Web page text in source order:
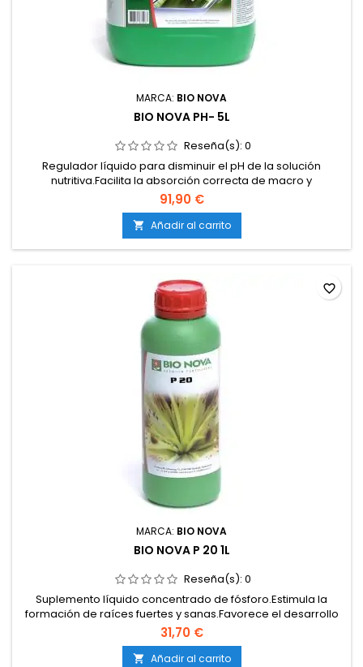
MARCA: BIO NOVA
BIO NOVA PH- 5L
Reseña(s): 0
Regulador líquido para disminuir el pH de la solución
nutritiva.Facilita la absorción correcta de macro y
micronutrientes.Evita bloqueos y deficiencias provocadas
por un pH alto.Compatible con cultivos en tierra, coco e
hidroponía.De acción rápida, eficaz y estable.
91,90 €
 Añadir al carrito
MARCA: BIO NOVA
BIO NOVA P 20 1L
Reseña(s): 0
Suplemento líquido concentrado de fósforo.Estimula la
formación de raíces fuertes y sanas.Favorece el desarrollo
de flores grandes y densas.Asegura una mejor transferencia
de energía en la planta.Apto para cultivos en tierra, coco e
hidroponía.
31,70 €
 Añadir al carrito
favorite_border